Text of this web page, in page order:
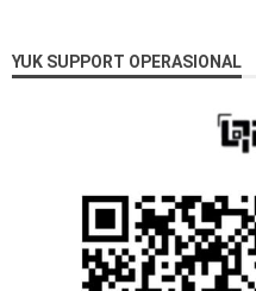
YUK SUPPORT OPERASIONAL